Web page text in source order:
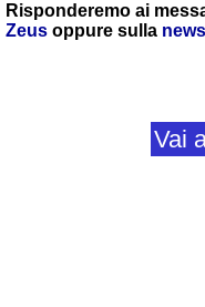
Risponderemo ai
Zeus oppure sulla
Vai